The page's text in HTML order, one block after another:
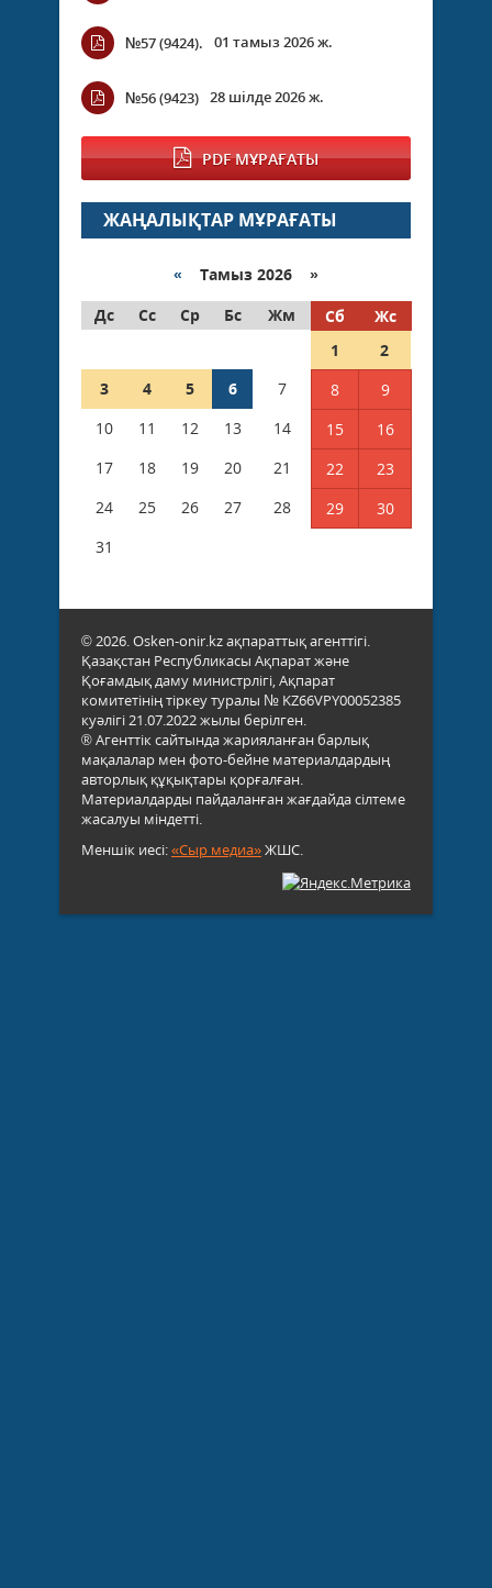
№57 (9424). 01 тамыз 2026 ж.
№56 (9423) 28 шілде 2026 ж.
PDF МҰРАҒАТЫ
ЖАҢАЛЫҚТАР МҰРАҒАТЫ
« Тамыз 2026 »
Дс
Сс Ср Бс Жм Сб
Жс
1
2
3
4 5 6 7 8
9
10
11 12 13 14 15
16
17
18 19 20 21 22
23
24
25 26 27 28 29
30
31
© 2026. Osken-onir.kz ақпараттық агенттігі.
Қазақстан Республикасы Ақпарат және
Қоғамдық даму министрлігі, Ақпарат
комитетінің тіркеу туралы № KZ66VPY00052385
куәлігі 21.07.2022 жылы берілген.
® Агенттік сайтында жарияланған барлық
мақалалар мен фото-бейне материалдардың
авторлық құқықтары қорғалған.
Материалдарды пайдаланған жағдайда сілтеме
жасалуы міндетті.
Меншік иесі:«Сыр медиа»ЖШС.